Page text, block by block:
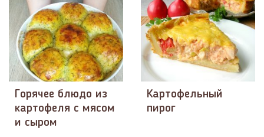
Горячее блюдо из
картофеля с мясом
и сыром
Картофельный
пирог